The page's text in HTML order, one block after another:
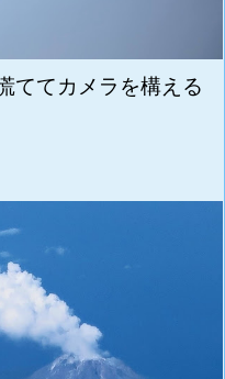
ててカメラを構える